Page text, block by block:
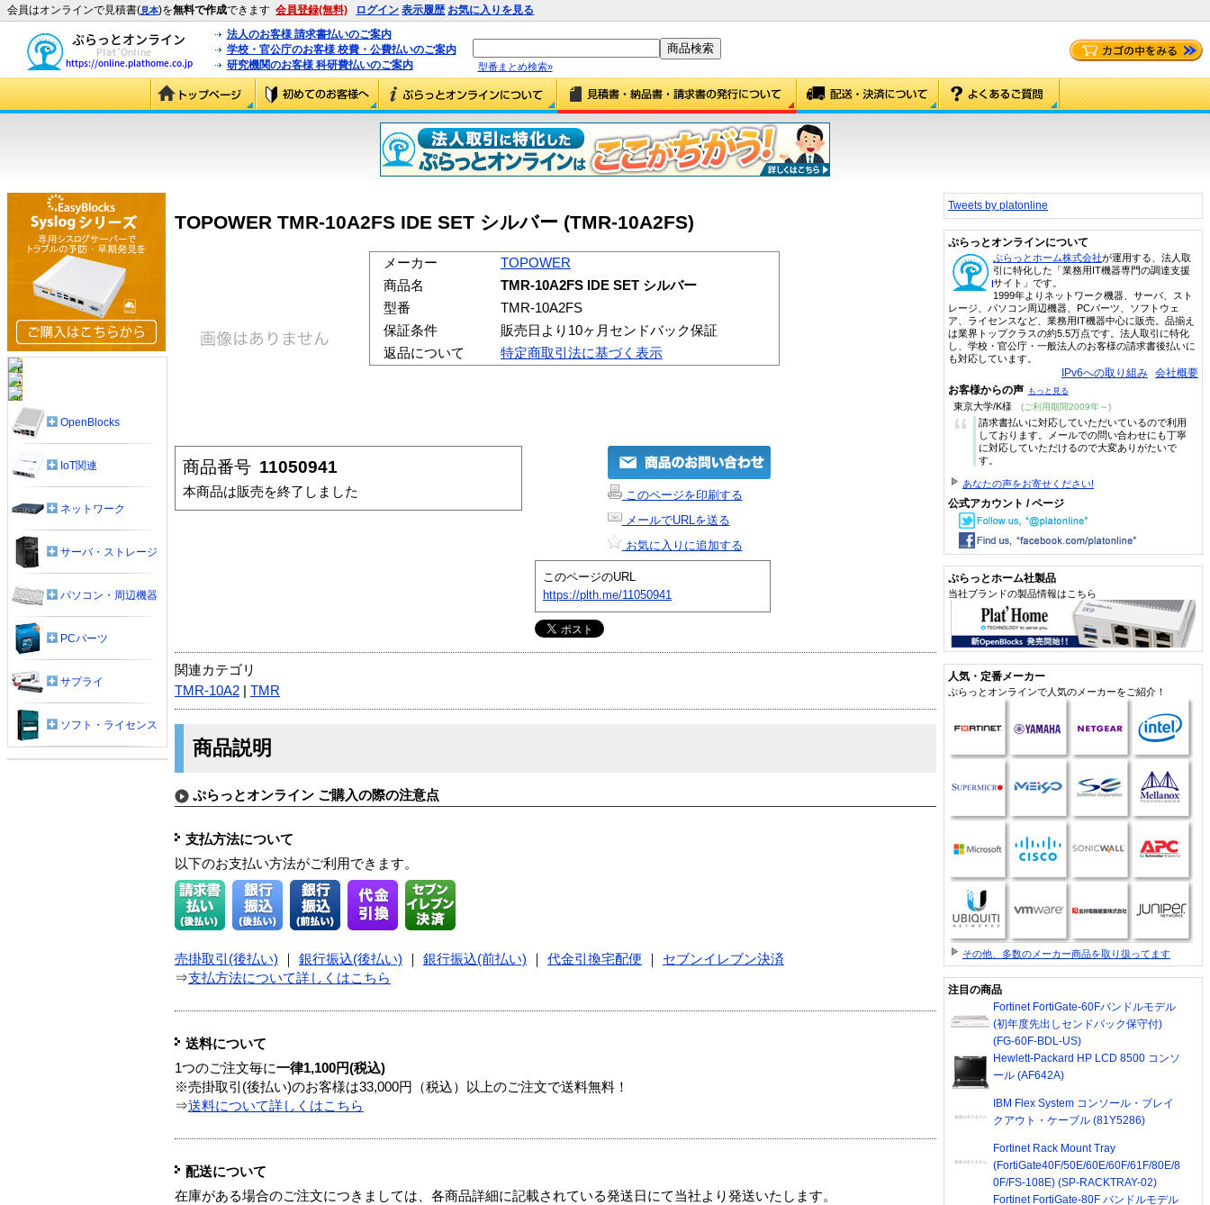
会員はオンラインで見積書(見本)を無料で作成できます 会員登録(無料) ログイン 表示履歴 お気に入りを見る
法人のお客様 請求書払いのご案内
学校・官公庁のお客様 校費・公費払いのご案内
研究機関のお客様 科研費払いのご案内
型番まとめ検索»
TOPOWER TMR-10A2FS IDE SET シルバー (TMR-10A2FS)
メーカー
TOPOWER
商品名
TMR-10A2FS IDE SET シルバー
型番
TMR-10A2FS
保証条件
販売日より10ヶ月センドバック保証
返品について
特定商取引法に基づく表示
商品番号 11050941
本商品は販売を終了しました
このページを印刷する
メールでURLを送る
お気に入りに追加する
このページのURL
https://plth.me/11050941
関連カテゴリ
TMR-10A2
TMR
商品説明
ぷらっとオンライン ご購入の際の注意点
支払方法について
以下のお支払い方法がご利用できます。
売掛取引(後払い) 銀行振込(後払い) 銀行振込(前払い) 代金引換宅配便
セブンイレブン決済
⇒支払方法について詳しくはこちら
送料について
1つのご注文毎に一律1,100円(税込)
※売掛取引(後払い)のお客様は33,000円（税込）以上のご注文で送料無料！
⇒送料について詳しくはこちら
配送について
在庫がある場合のご注文につきましては、各商品詳細に記載されている発送日にて当社より発送いたします。
OpenBlocks
IoT関連
ネットワーク
サーバ・ストレージ
パソコン・周辺機器
PCパーツ
サプライ
ソフト・ライセンス
Tweets by platonline
ぷらっとオンラインについて
ぷらっとホーム株式会社が運用する、法人取
引に特化した「業務用IT機器専門の調達支援
サイト」です。
1999年よりネットワーク機器、サーバ、スト
レージ、パソコン周辺機器、PCパーツ、ソフトウェ
ア、ライセンスなど、業務用IT機器中心に販売。品揃え
は業界トップクラスの約5.5万点です。法人取引に特化
し、学校・官公庁・一般法人のお客様の請求書後払いに
も対応しています。
IPv6への取り組み 会社概要
お客様からの声 もっと見る
東京大学/K様 (ご利用期間2009年～)
“
請求書払いに対応していただいているので利用
しております。メールでの問い合わせにも丁寧
に対応していただけるので大変ありがたいで
す。
あなたの声をお寄せください!
公式アカウント / ページ
ぷらっとホーム社製品
当社ブランドの製品情報はこちら
人気・定番メーカー
ぷらっとオンラインで人気のメーカーをご紹介！
その他、多数のメーカー商品を取り扱ってます
注目の商品
Fortinet FortiGate-60Fバンドルモデル
(初年度先出しセンドバック保守付)
(FG-60F-BDL-US)
Hewlett-Packard HP LCD 8500 コンソ
ール (AF642A)
IBM Flex System コンソール・ブレイ
クアウト・ケーブル (81Y5286)
Fortinet Rack Mount Tray
(FortiGate40F/50E/60E/60F/61F/80E/8
0F/FS-108E) (SP-RACKTRAY-02)
Fortinet FortiGate-80F バンドルモデル